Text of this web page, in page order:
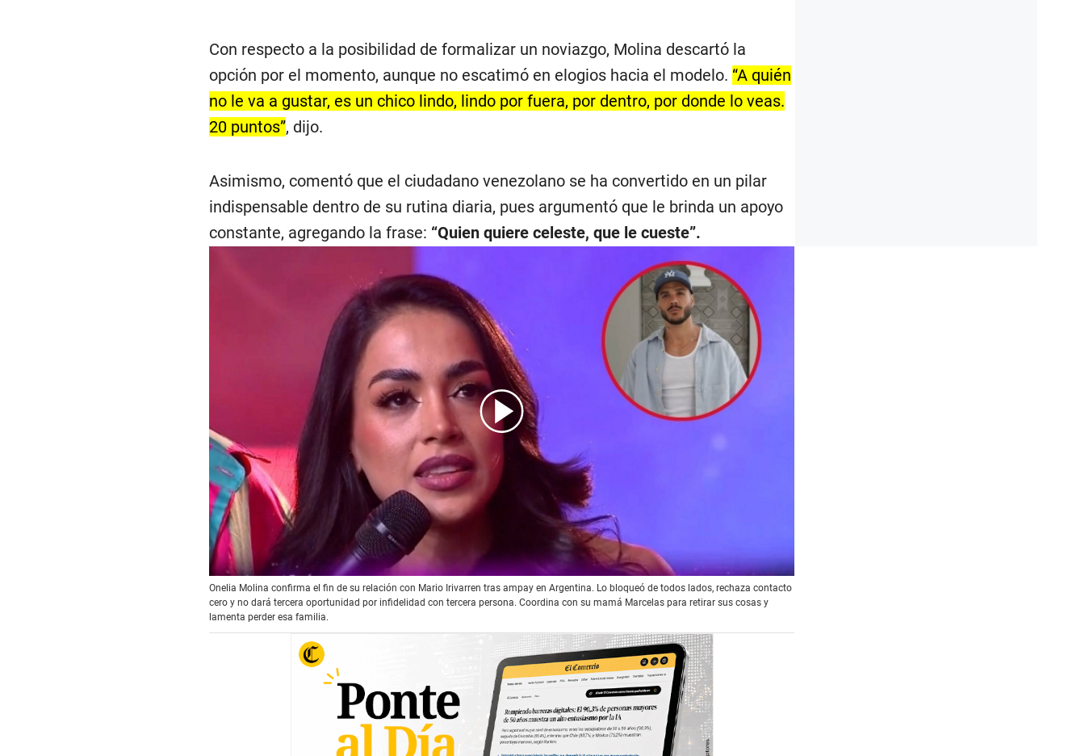
Con respecto a la posibilidad de formalizar un noviazgo, Molina descartó la
opción por el momento, aunque no escatimó en elogios hacia el modelo. “A quién
no le va a gustar, es un chico lindo, lindo por fuera, por dentro, por donde lo veas.
20 puntos”, dijo.
Asimismo, comentó que el ciudadano venezolano se ha convertido en un pilar
indispensable dentro de su rutina diaria, pues argumentó que le brinda un apoyo
constante, agregando la frase: “Quien quiere celeste, que le cueste”.
00:00/ Onelia rompe definitivamente con Mario Irivarren por infidelidad - o
Onelia Molina confirma el fin de su relación con Mario Irivarren tras ampay en Argentina. Lo bloqueó de todos lados, rechaza contacto
cero y no dará tercera oportunidad por infidelidad con tercera persona. Coordina con su mamá Marcelas para retirar sus cosas y
lamenta perder esa familia.